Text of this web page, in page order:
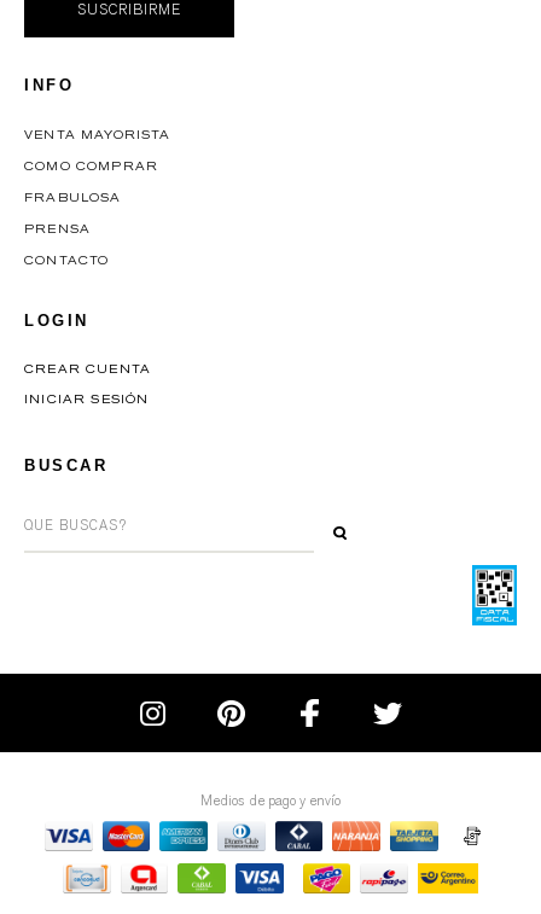
INFO
VENTA MAYORISTA
COMO COMPRAR
FRABULOSA
PRENSA
CONTACTO
LOGIN
CREAR CUENTA
INICIAR SESIÓN
BUSCAR
Medios de pago y envío